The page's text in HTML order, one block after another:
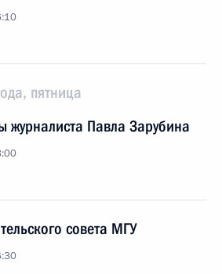
пятница
журналиста Павла Зарубина
совета МГУ